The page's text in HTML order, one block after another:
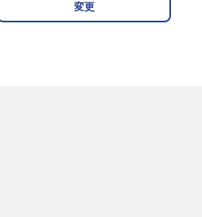
変更